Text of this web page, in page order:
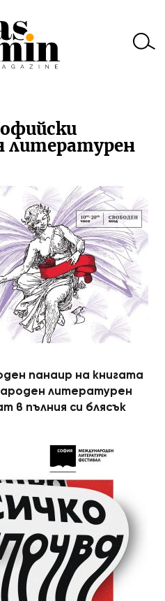
литературен
панаир на книгата
литературен
в пълния си блясък